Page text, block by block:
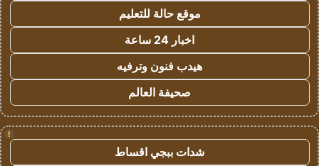
موقع حالة للتعليم
اخبار 24 ساعة
هيدب فنون وترفيه
صحيفة العالم
!
شدات ببجي اقساط